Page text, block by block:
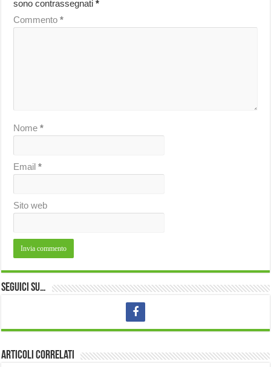
sono contrassegnati*
Commento*
Nome*
Email*
Sito web
Seguici su…
Articoli correlati